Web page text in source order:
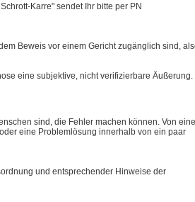
Karre" sendet Ihr bitte per PN
Beweis vor einem Gericht zugänglich sind,
eine subjektive, nicht verifizierbare Äußerung.
sind, die Fehler machen können. Von
eine Problemlösung innerhalb von ein paar
und entsprechender Hinweise der